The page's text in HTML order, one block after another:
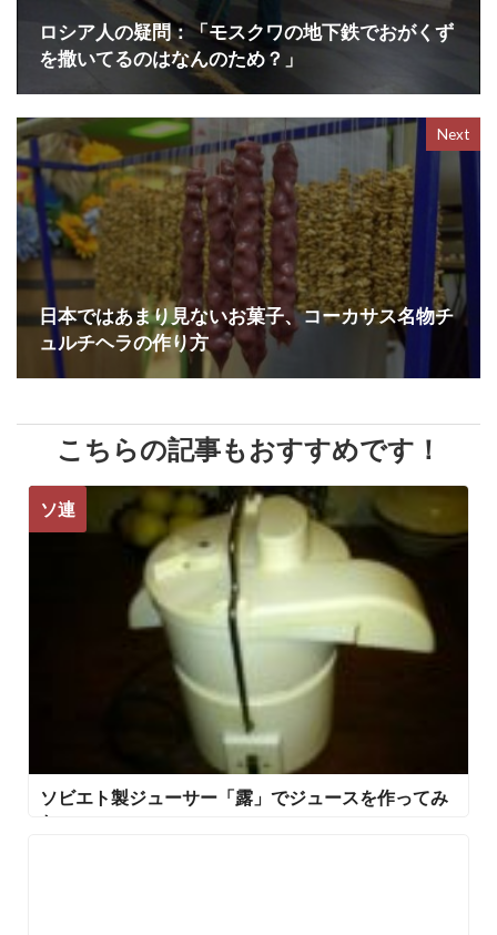
ロシア人の疑問：「モスクワの地下鉄でおがくず
を撒いてるのはなんのため？」
Next
日本ではあまり見ないお菓子、コーカサス名物チ
ュルチヘラの作り方
こちらの記事もおすすめです！
ソ連
ソビエト製ジューサー「露」でジュースを作ってみ
た